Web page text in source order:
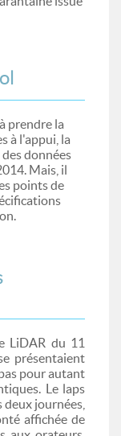
prendre la
à l'appui, la
données
Mais, il
points de
LiDAR du 11
présentaient
pour autant
Le laps
journées,
affichée de